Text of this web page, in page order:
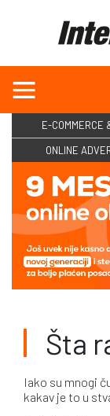
E-COMMERCE
ONLINE
Šta
Iako su mnogi
kakav je to u